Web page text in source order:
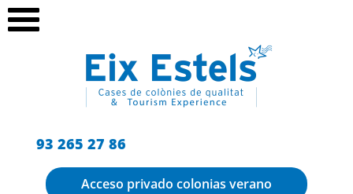
93 265 27 86
Acceso privado colonias verano